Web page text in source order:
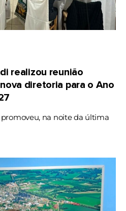
realizou reunião
diretoria para o Ano
na noite da última